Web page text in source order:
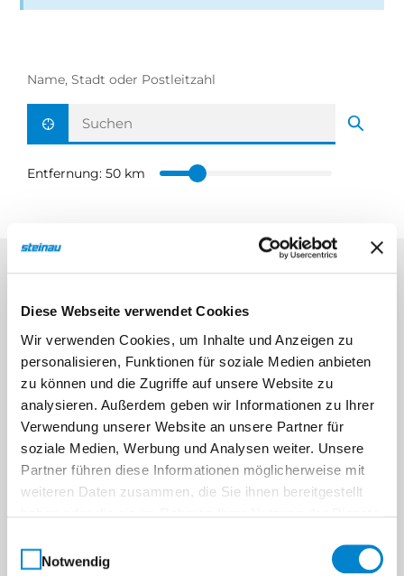
Diese Webseite verwendet Cookies
Wir verwenden Cookies, um Inhalte und Anzeigen zu
personalisieren, Funktionen für soziale Medien anbieten
zu können und die Zugriffe auf unsere Website zu
analysieren. Außerdem geben wir Informationen zu Ihrer
Verwendung unserer Website an unsere Partner für
soziale Medien, Werbung und Analysen weiter. Unsere
Partner führen diese Informationen möglicherweise mit
weiteren Daten zusammen, die Sie ihnen bereitgestellt
Notwendig
Name, Stadt oder Postleitzahl
Aktuelle Position ermitteln
Entfernung:50 km